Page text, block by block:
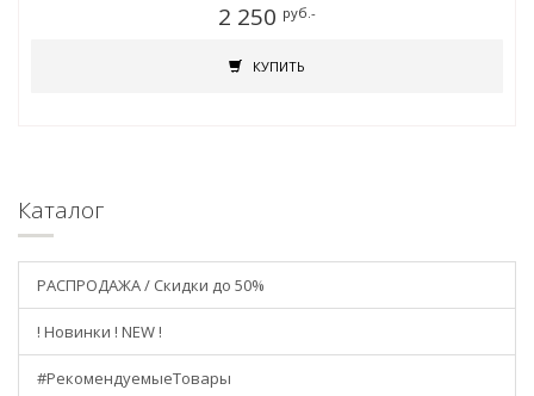
2 250 руб.-
КУПИТЬ
Каталог
РАСПРОДАЖА / Скидки до 50%
! Новинки ! NEW !
#РекомендуемыеТовары